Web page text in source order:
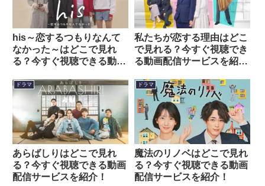
his～恋するつもりなんて
なかった～はどこで見れ
る？今すぐ視聴できる動画
私たちが恋する理由はどこ
で見れる？今すぐ視聴でき
る動画配信サービスを紹
ドラマ
あらばしりはどこで見れ
る？今すぐ視聴できる動画
配信サービスを紹介！
ドラマ
魔法のリノベはどこで見れ
る？今すぐ視聴できる動画
配信サービスを紹介！